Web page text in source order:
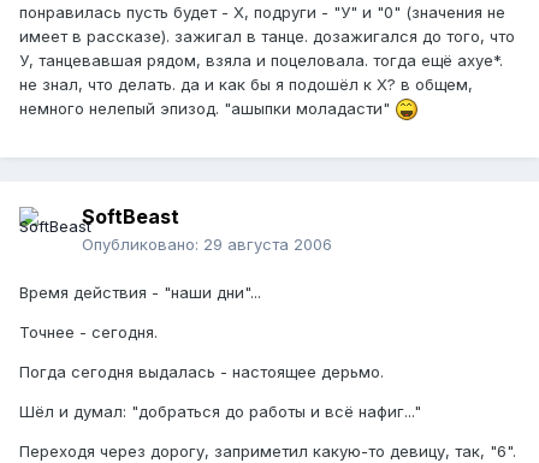
понравилась пусть будет - Х, подруги - "У" и "0" (значения не
имеет в рассказе). зажигал в танце. дозажигался до того, что
У, танцевавшая рядом, взяла и поцеловала. тогда ещё ахуе*.
не знал, что делать. да и как бы я подошёл к Х? в общем,
немного нелепый эпизод. "ашыпки моладасти"
SoftBeast
Опубликовано: 29 августа 2006
Время действия - "наши дни"...
Точнее - сегодня.
Погда сегодня выдалась - настоящее дерьмо.
Шёл и думал: "добраться до работы и всё нафиг..."
Переходя через дорогу, заприметил какую-то девицу, так, "6".